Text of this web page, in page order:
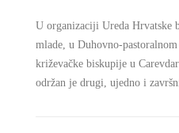
U organizaciji Ureda Hrvatske
mlade, u Duhovno-
križevačke biskupije u
održan je drugi, ujedno i